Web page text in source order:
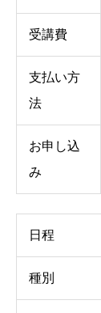
受講費
支払い方
法
お申し込
み
日程
種別